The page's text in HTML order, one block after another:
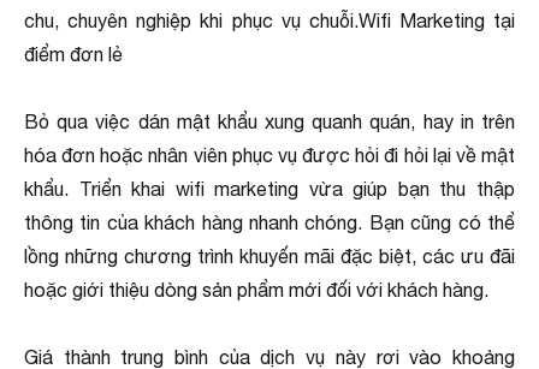
chu, chuyên nghiệp khi phục vụ chuỗi.Wifi Marketing tại
điểm đơn lẻ
Bỏ qua việc dán mật khẩu xung quanh quán, hay in trên
hóa đơn hoặc nhân viên phục vụ được hỏi đi hỏi lại về mật
khẩu. Triển khai wifi marketing vừa giúp bạn thu thập
thông tin của khách hàng nhanh chóng. Bạn cũng có thể
lồng những chương trình khuyến mãi đặc biệt, các ưu đãi
hoặc giới thiệu dòng sản phẩm mới đối với khách hàng.
Giá thành trung bình của dịch vụ này rơi vào khoảng